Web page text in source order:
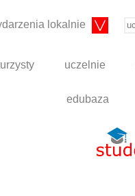
lokalnie
uczelnie
edubaza